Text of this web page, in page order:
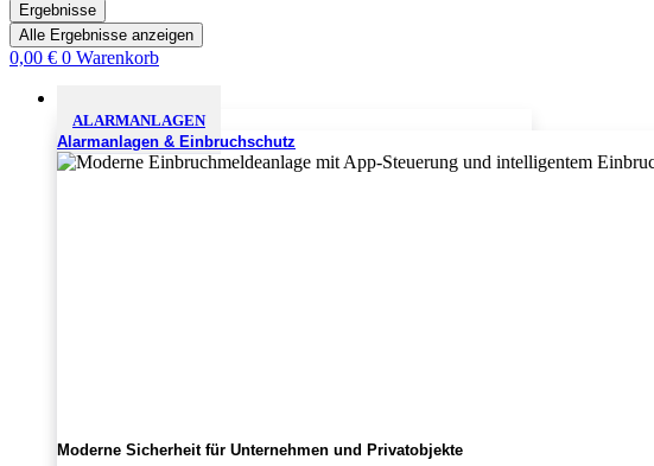
Ergebnisse
Alle Ergebnisse anzeigen
0,00 € 0 Warenkorb
ALARMANLAGEN
Alarmanlagen & Einbruchschutz
Moderne Sicherheit für Unternehmen und Privatobjekte